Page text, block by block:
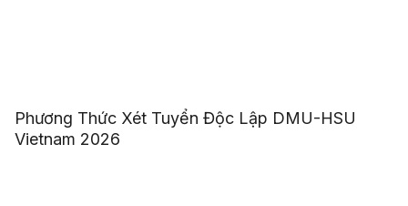
Phương Thức Xét Tuyển Độc Lập DMU-HSU
Vietnam 2026